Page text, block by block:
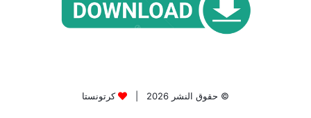
© حقوق النشر 2026 | كرتونستا